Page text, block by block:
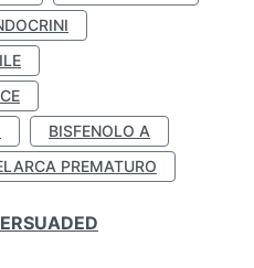
BISFENOLO A
PREMATURO